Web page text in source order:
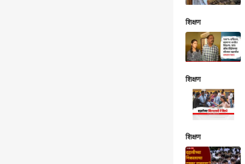
शिक्षण
शिक्षण
शिक्षण